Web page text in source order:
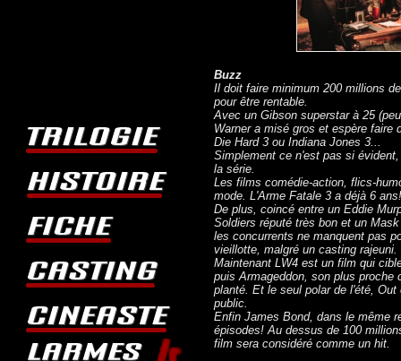
Buzz
Il doit faire minimum 200 millions
pour être rentable.
Avec un Gibson superstar à 25
Warner a misé gros et espère faire
Die Hard 3 ou Indiana Jones 3...
Simplement ce n'est pas si
la série.
Les films comédie-action, flics-
mode. L'Arme Fatale 3 a déjà 6 ans!
De plus, coincé entre un Eddie
Soldiers réputé très bon et un
les concurrents ne manquent pas
vieillotte, malgré un casting rajeuni.
Maintenant LW4 est un film qui
puis Armageddon, son plus proche
planté. Et le seul polar de l'été,
public.
Enfin James Bond, dans le même
épisodes! Au dessus de 100
film sera considéré comme un hit.